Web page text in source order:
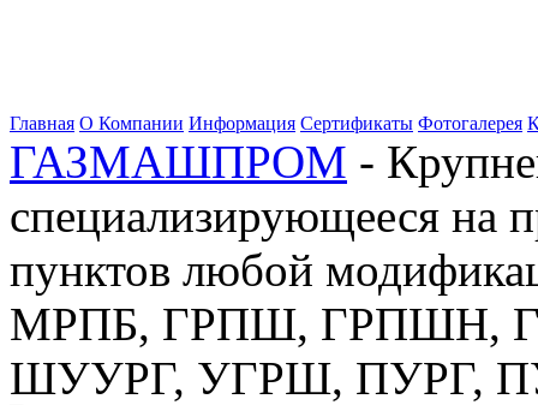
Главная О Компании Информация Сертификаты Фотогалерея
ГАЗМАШПРОМ -
специализирующееся на
пунктов любой
МРПБ, ГРПШ, ГРПШН,
ШУУРГ, УГРШ, ПУРГ,